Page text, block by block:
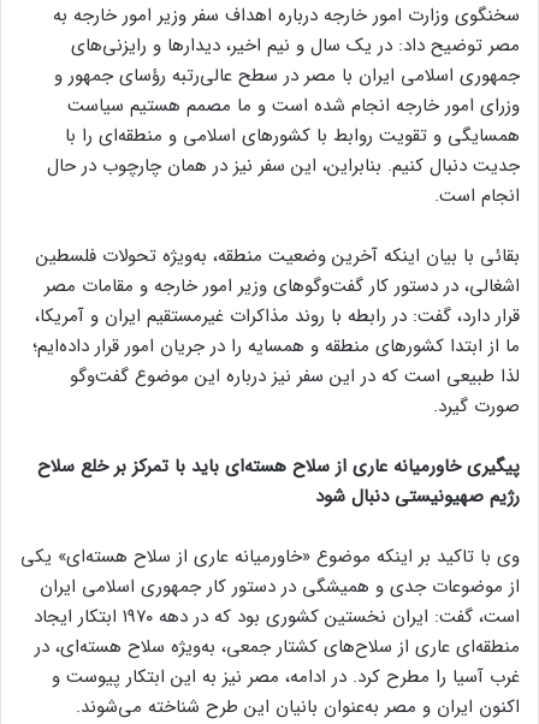
سخنگوی وزارت امور خارجه درباره اهداف سفر وزیر امور خارجه به
مصر توضیح داد: در یک سال و نیم اخیر، دیدارها و رایزنی‌های
جمهوری اسلامی ایران با مصر در سطح عالی‌رتبه رؤسای جمهور و
وزرای امور خارجه انجام شده است و ما مصمم هستیم سیاست
همسایگی و تقویت روابط با کشورهای اسلامی و منطقه‌ای را با
جدیت دنبال کنیم. بنابراین، این سفر نیز در همان چارچوب در حال
انجام است.
بقائی با بیان اینکه آخرین وضعیت منطقه، به‌ویژه تحولات فلسطین
اشغالی، در دستور کار گفت‌وگوهای وزیر امور خارجه و مقامات مصر
قرار دارد، گفت: در رابطه با روند مذاکرات غیرمستقیم ایران و آمریکا،
ما از ابتدا کشورهای منطقه و همسایه را در جریان امور قرار داده‌ایم؛
لذا طبیعی است که در این سفر نیز درباره این موضوع گفت‌وگو
صورت گیرد.
پیگیری خاورمیانه عاری از سلاح هسته‌ای باید با تمرکز بر خلع سلاح
رژیم صهیونیستی دنبال شود
وی با تاکید بر اینکه موضوع «خاورمیانه عاری از سلاح هسته‌ای» یکی
از موضوعات جدی و همیشگی در دستور کار جمهوری اسلامی ایران
است، گفت: ایران نخستین کشوری بود که در دهه ۱۹۷۰ ابتکار ایجاد
منطقه‌ای عاری از سلاح‌های کشتار جمعی، به‌ویژه سلاح هسته‌ای، در
غرب آسیا را مطرح کرد. در ادامه، مصر نیز به این ابتکار پیوست و
اکنون ایران و مصر به‌عنوان بانیان این طرح شناخته می‌شوند.